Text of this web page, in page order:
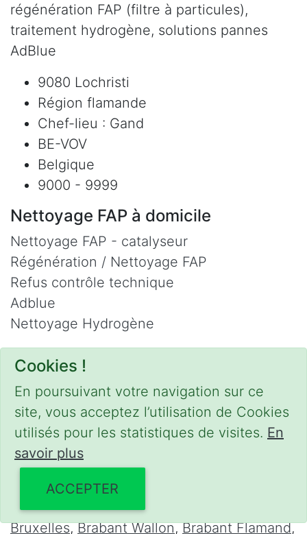
Cookies !
En poursuivant votre navigation sur ce
site, vous acceptez l’utilisation de Cookies
utilisés pour les statistiques de visites. En
savoir plus
ACCEPTER
régénération FAP (filtre à particules),
traitement hydrogène, solutions pannes
AdBlue
9080 Lochristi
Région flamande
Chef-lieu : Gand
BE-VOV
Belgique
9000 - 9999
Nettoyage FAP à domicile
Nettoyage FAP - catalyseur
Régénération / Nettoyage FAP
Refus contrôle technique
Adblue
Nettoyage Hydrogène
Contact
Email :mobilii@tcontact.me
Décalaminage & Régénération FAP à
domicile
les régions suivantes :
Bruxelles,Brabant Wallon,Brabant Flamand,